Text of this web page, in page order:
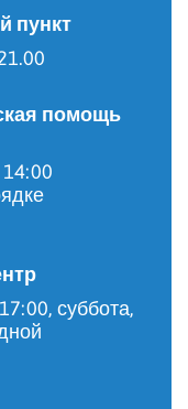
пункт
помощь
суббота,